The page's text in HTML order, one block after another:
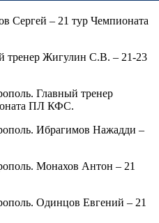
Сергей – 21 тур Чемпионата
тренер Жигулин С.В. – 21-23
Главный тренер
ПЛ КФС.
Ибрагимов Нажадди –
Монахов Антон – 21
Одинцов Евгений – 21